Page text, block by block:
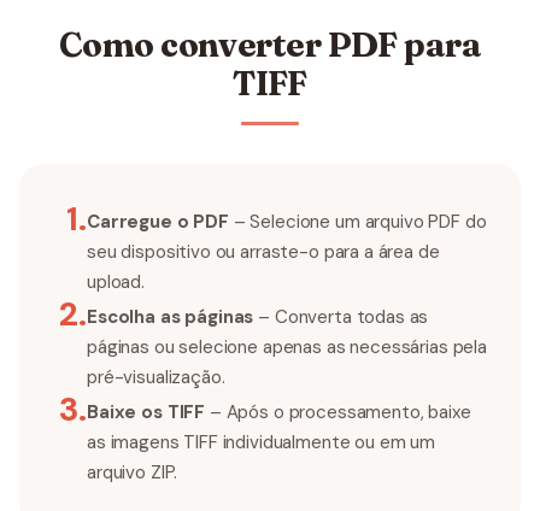
Como converter PDF para
TIFF
1.Carregue o PDF – Selecione um arquivo PDF do
seu dispositivo ou arraste-o para a área de
upload.
2.Escolha as páginas – Converta todas as
páginas ou selecione apenas as necessárias pela
pré-visualização.
3.Baixe os TIFF – Após o processamento, baixe
as imagens TIFF individualmente ou em um
arquivo ZIP.